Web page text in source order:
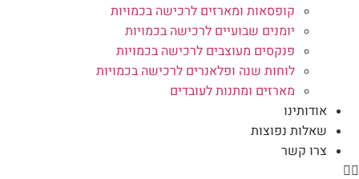
קופסאות ומארזים לרכישה בכמויות
יומנים שבועיים לרכישה בכמויות
פנקסים מעוצבים לרכישה בכמויות
לוחות שנה ופלאנרים לרכישה בכמויות
מארזים ומתנות לעובדים
אודותינו
שאלות נפוצות
צרו קשר